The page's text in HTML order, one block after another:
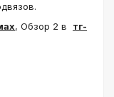
, Обзор 2 в тг-